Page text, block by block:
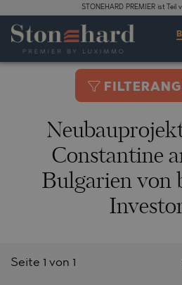
STONEHARD PREMIER ist Teil
Constantine
Bulgarien von
Seite 1 von 1